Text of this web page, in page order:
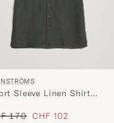
Sleeve Linen Shirt
Green
Preis
170 Reduzierter Preis
CHF 102